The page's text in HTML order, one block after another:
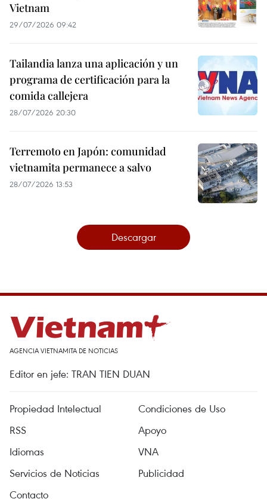
Vietnam
29/07/2026 09:42
Tailandia lanza una aplicación y un
programa de certificación para la
comida callejera
28/07/2026 20:30
Terremoto en Japón: comunidad
vietnamita permanece a salvo
28/07/2026 13:53
Descargar
AGENCIA VIETNAMITA DE NOTICIAS
Editor en jefe: TRAN TIEN DUAN
Propiedad Intelectual
Condiciones de Uso
RSS
Apoyo
Idiomas
VNA
Servicios de Noticias
Publicidad
Contacto